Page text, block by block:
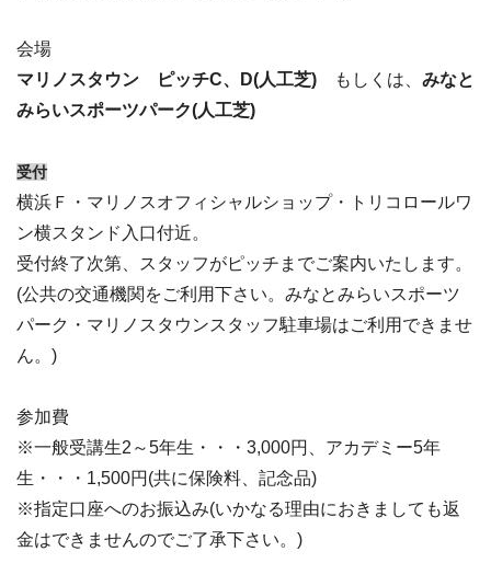
会場
マリノスタウン ピッチC、D(人工芝) もしくは、 みなと
みらいスポーツパーク(人工芝)
受付
横浜Ｆ・マリノスオフィシャルショップ・トリコロールワ
ン横スタンド入口付近。
受付終了次第、スタッフがピッチまでご案内いたします。
(公共の交通機関をご利用下さい。みなとみらいスポーツ
パーク・マリノスタウンスタッフ駐車場はご利用できませ
ん。)
参加費
※一般受講生2～5年生・・・3,000円、アカデミー5年
生・・・1,500円(共に保険料、記念品)
※指定口座へのお振込み(いかなる理由におきましても返
金はできませんのでご了承下さい。)